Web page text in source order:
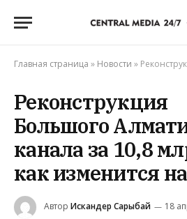
Главная страница » Новости » Реконструкция Большого
Реконструкция
Большого
канала за 10,8
как изменится
Автор Искандер Сарыбай 18